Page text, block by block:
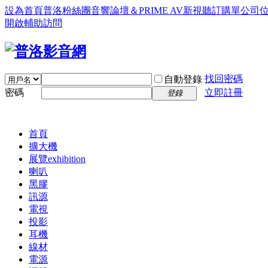
設為首頁普洛粉絲團音響論壇＆PRIME AV新視聽訂購單公司
開啟輔助訪問
自動登錄 找回密碼
密碼
登錄 立即註冊
首頁
擴大機
展覽exhibition
喇叭
黑膠
訊源
電視
投影
耳機
線材
電源